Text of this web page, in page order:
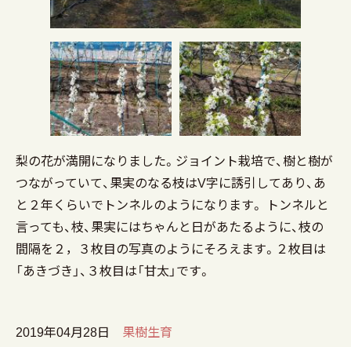
梨の花が満開になりました。ジョイント栽培で、樹と樹が
つながっていて、果実のなる枝はV字に誘引してあり、あ
と２年くらいでトンネルのようになります。 トンネルと
言っても、枝、果実にはちゃんと日があたるように、枝の
間隔を２，３枚目の写真のようにそろえます。２枚目は
「あきづき」、３枚目は「甘太」です。
2019年04月28日 果樹生育